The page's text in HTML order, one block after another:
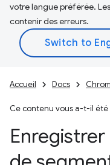
votre langue préférée.
contenir des erreurs.
Accueil Docs
Ce contenu vous a-t-il été